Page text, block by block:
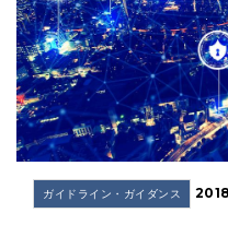
ガイドライン・ガイダンス